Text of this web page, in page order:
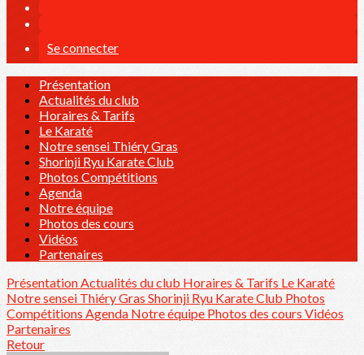
Se connecter
Présentation
Actualités du club
Horaires & Tarifs
Le Karaté
Notre sensei Thiéry Gras
Shorinji Ryu Karate Club
Photos Compétitions
Agenda
Notre équipe
Photos des cours
Vidéos
Partenaires
PrésentationActualités du club Horaires & Tarifs Le Karaté
Notre sensei Thiéry Gras Shorinji Ryu Karate Club Photos
Compétitions Agenda Notre équipe Photos des cours Vidéos
Partenaires
Retour